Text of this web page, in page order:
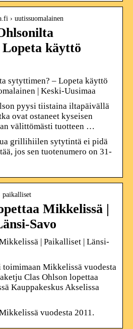
› uutissuomalainen
käyttö
sytyttimen? – Lopeta käyttö
| Keski-Uusimaa
pyysi tiistaina iltapäivällä
ovat ostaneet kyseisen
välittömästi tuotteen …
grillihiilen sytytintä ei pidä
jos sen tuotenumero on 31-
paikalliset
Mikkelissä |
Savo
| Paikalliset | Länsi-
Mikkelissä vuodesta
Clas Ohlson lopettaa
Kauppakeskus Akselissa
vuodesta 2011.